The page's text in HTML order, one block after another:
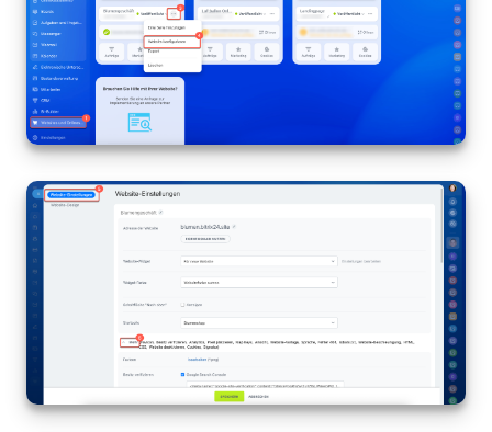
Anwendungen
Wissensbasis
Videokonferenzen
Telefonie
Bitrix24 Messenger
Allgemeine Fragen
On-Premise Version